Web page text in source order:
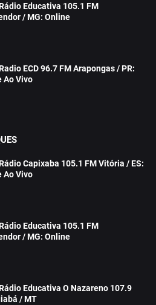
Educativa 105.1 FM
/ MG: Online
ECD 96.7 FM Arapongas / PR:
Ao Vivo
Capixaba 105.1 FM Vitória / ES:
Ao Vivo
Educativa 105.1 FM
/ MG: Online
Educativa O Nazareno 107.9
/ MT